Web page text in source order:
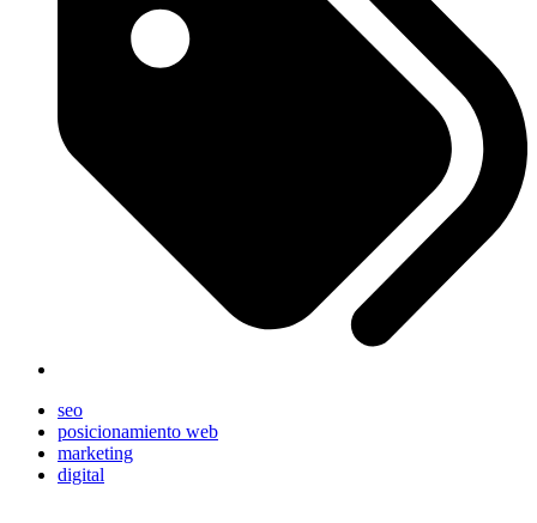
seo
posicionamiento web
marketing
digital